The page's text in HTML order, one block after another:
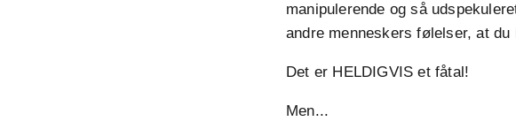
manipulerende og så
andre menneskers følelser, at
Det er HELDIGVIS et fåtal!
Men...